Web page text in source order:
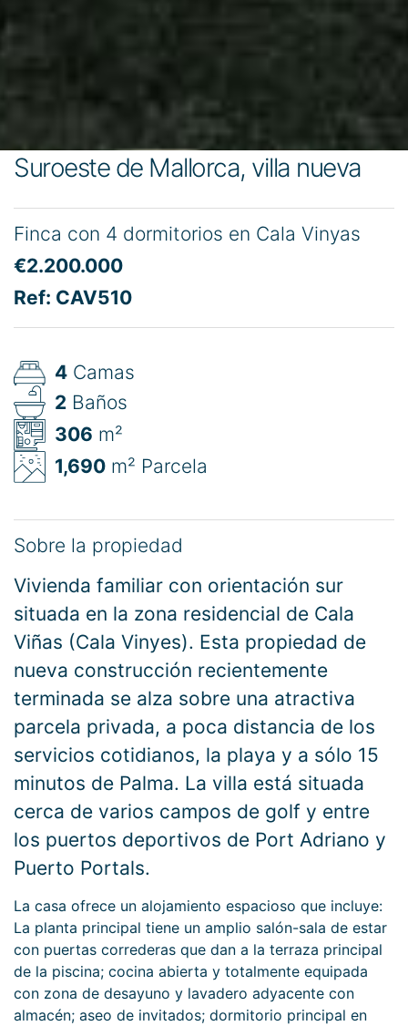
Suroeste de Mallorca, villa nueva
Finca con 4 dormitorios en Cala Vinyas
€2.200.000
Ref: CAV510
4 Camas
2 Baños
306 m²
1,690 m² Parcela
Sobre la propiedad
Vivienda familiar con orientación sur
situada en la zona residencial de Cala
Viñas (Cala Vinyes). Esta propiedad de
nueva construcción recientemente
terminada se alza sobre una atractiva
parcela privada, a poca distancia de los
servicios cotidianos, la playa y a sólo 15
minutos de Palma. La villa está situada
cerca de varios campos de golf y entre
los puertos deportivos de Port Adriano y
Puerto Portals.
La casa ofrece un alojamiento espacioso que incluye:
La planta principal tiene un amplio salón-sala de estar
con puertas correderas que dan a la terraza principal
de la piscina; cocina abierta y totalmente equipada
con zona de desayuno y lavadero adyacente con
almacén; aseo de invitados; dormitorio principal en